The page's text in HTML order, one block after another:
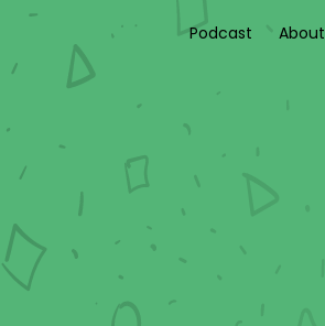
Podcast About